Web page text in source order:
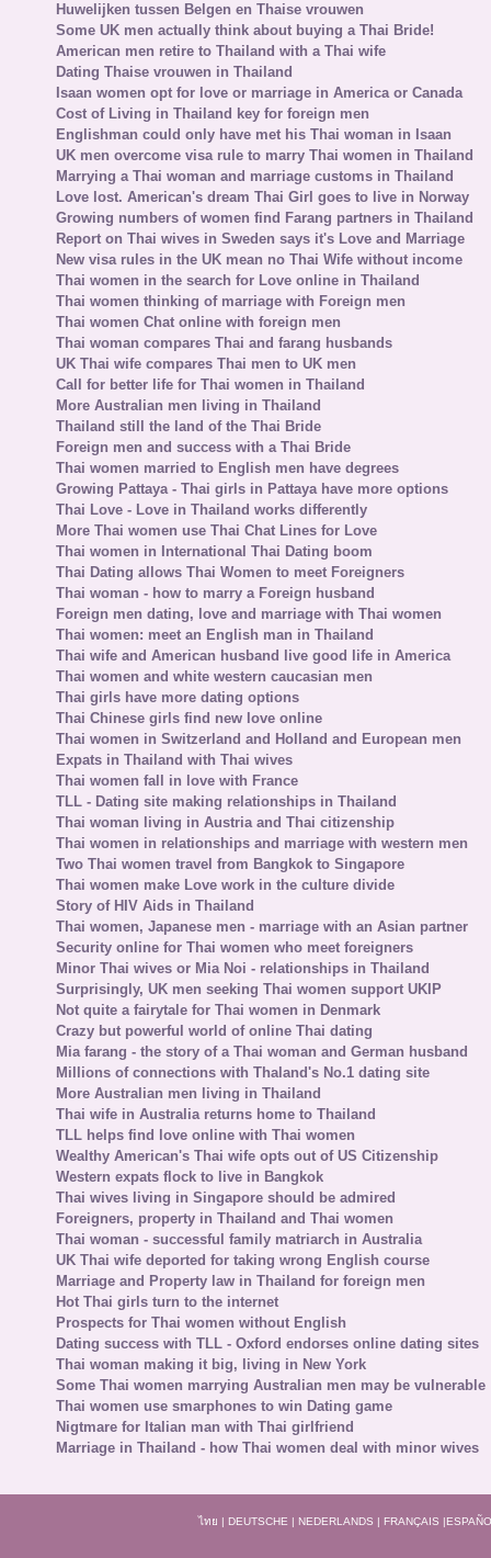
Huwelijken tussen Belgen en Thaise vrouwen
Some UK men actually think about buying a Thai Bride!
American men retire to Thailand with a Thai wife
Dating Thaise vrouwen in Thailand
Isaan women opt for love or marriage in America or Canada
Cost of Living in Thailand key for foreign men
Englishman could only have met his Thai woman in Isaan
UK men overcome visa rule to marry Thai women in Thailand
Marrying a Thai woman and marriage customs in Thailand
Love lost. American's dream Thai Girl goes to live in Norway
Growing numbers of women find Farang partners in Thailand
Report on Thai wives in Sweden says it's Love and Marriage
New visa rules in the UK mean no Thai Wife without income
Thai women in the search for Love online in Thailand
Thai women thinking of marriage with Foreign men
Thai women Chat online with foreign men
Thai woman compares Thai and farang husbands
UK Thai wife compares Thai men to UK men
Call for better life for Thai women in Thailand
More Australian men living in Thailand
Thailand still the land of the Thai Bride
Foreign men and success with a Thai Bride
Thai women married to English men have degrees
Growing Pattaya - Thai girls in Pattaya have more options
Thai Love - Love in Thailand works differently
More Thai women use Thai Chat Lines for Love
Thai women in International Thai Dating boom
Thai Dating allows Thai Women to meet Foreigners
Thai woman - how to marry a Foreign husband
Foreign men dating, love and marriage with Thai women
Thai women: meet an English man in Thailand
Thai wife and American husband live good life in America
Thai women and white western caucasian men
Thai girls have more dating options
Thai Chinese girls find new love online
Thai women in Switzerland and Holland and European men
Expats in Thailand with Thai wives
Thai women fall in love with France
TLL - Dating site making relationships in Thailand
Thai woman living in Austria and Thai citizenship
Thai women in relationships and marriage with western men
Two Thai women travel from Bangkok to Singapore
Thai women make Love work in the culture divide
Story of HIV Aids in Thailand
Thai women, Japanese men - marriage with an Asian partner
Security online for Thai women who meet foreigners
Minor Thai wives or Mia Noi - relationships in Thailand
Surprisingly, UK men seeking Thai women support UKIP
Not quite a fairytale for Thai women in Denmark
Crazy but powerful world of online Thai dating
Mia farang - the story of a Thai woman and German husband
Millions of connections with Thaland's No.1 dating site
More Australian men living in Thailand
Thai wife in Australia returns home to Thailand
TLL helps find love online with Thai women
Wealthy American's Thai wife opts out of US Citizenship
Western expats flock to live in Bangkok
Thai wives living in Singapore should be admired
Foreigners, property in Thailand and Thai women
Thai woman - successful family matriarch in Australia
UK Thai wife deported for taking wrong English course
Marriage and Property law in Thailand for foreign men
Hot Thai girls turn to the internet
Prospects for Thai women without English
Dating success with TLL - Oxford endorses online dating sites
Thai woman making it big, living in New York
Some Thai women marrying Australian men may be vulnerable
Thai women use smarphones to win Dating game
Nigtmare for Italian man with Thai girlfriend
Marriage in Thailand - how Thai women deal with minor wives
ไทย | DEUTSCHE | NEDERLANDS | FRANÇAIS |